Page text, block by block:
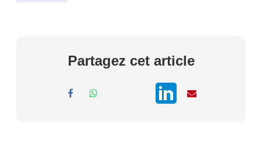
Partagez cet article